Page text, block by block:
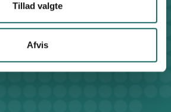
Tillad valgte
Afvis